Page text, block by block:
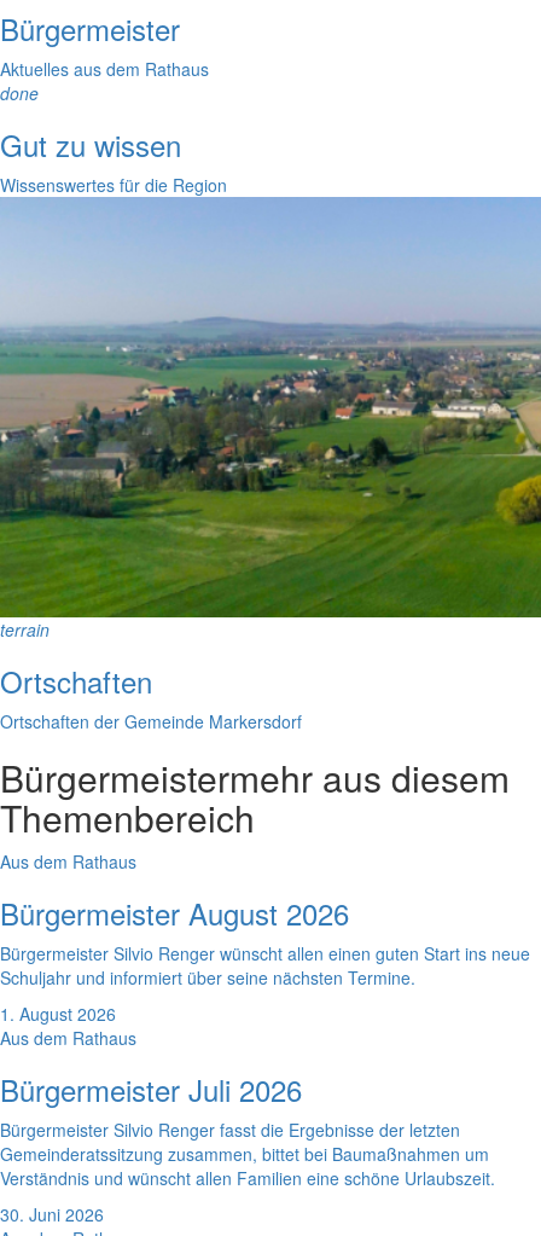
Bürgermeister
Aktuelles aus dem Rathaus
done
Gut zu wissen
Wissenswertes für die Region
terrain
Ortschaften
Ortschaften der Gemeinde Markersdorf
Bürgermeistermehr aus diesem
Themenbereich
Aus dem Rathaus
Bürgermeister August 2026
Bürgermeister Silvio Renger wünscht allen einen guten Start ins neue
Schuljahr und informiert über seine nächsten Termine.
1. August 2026
Aus dem Rathaus
Bürgermeister Juli 2026
Bürgermeister Silvio Renger fasst die Ergebnisse der letzten
Gemeinderatssitzung zusammen, bittet bei Baumaßnahmen um
Verständnis und wünscht allen Familien eine schöne Urlaubszeit.
30. Juni 2026